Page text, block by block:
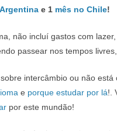
e 1 mês no Chile!
não incluí gastos com
passear nos tempos
intercâmbio ou não
e porque estudar por lá!.
por este mundão!